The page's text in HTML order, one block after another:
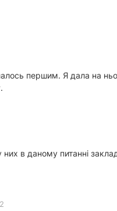
першим. Я дала на
в даному питанні